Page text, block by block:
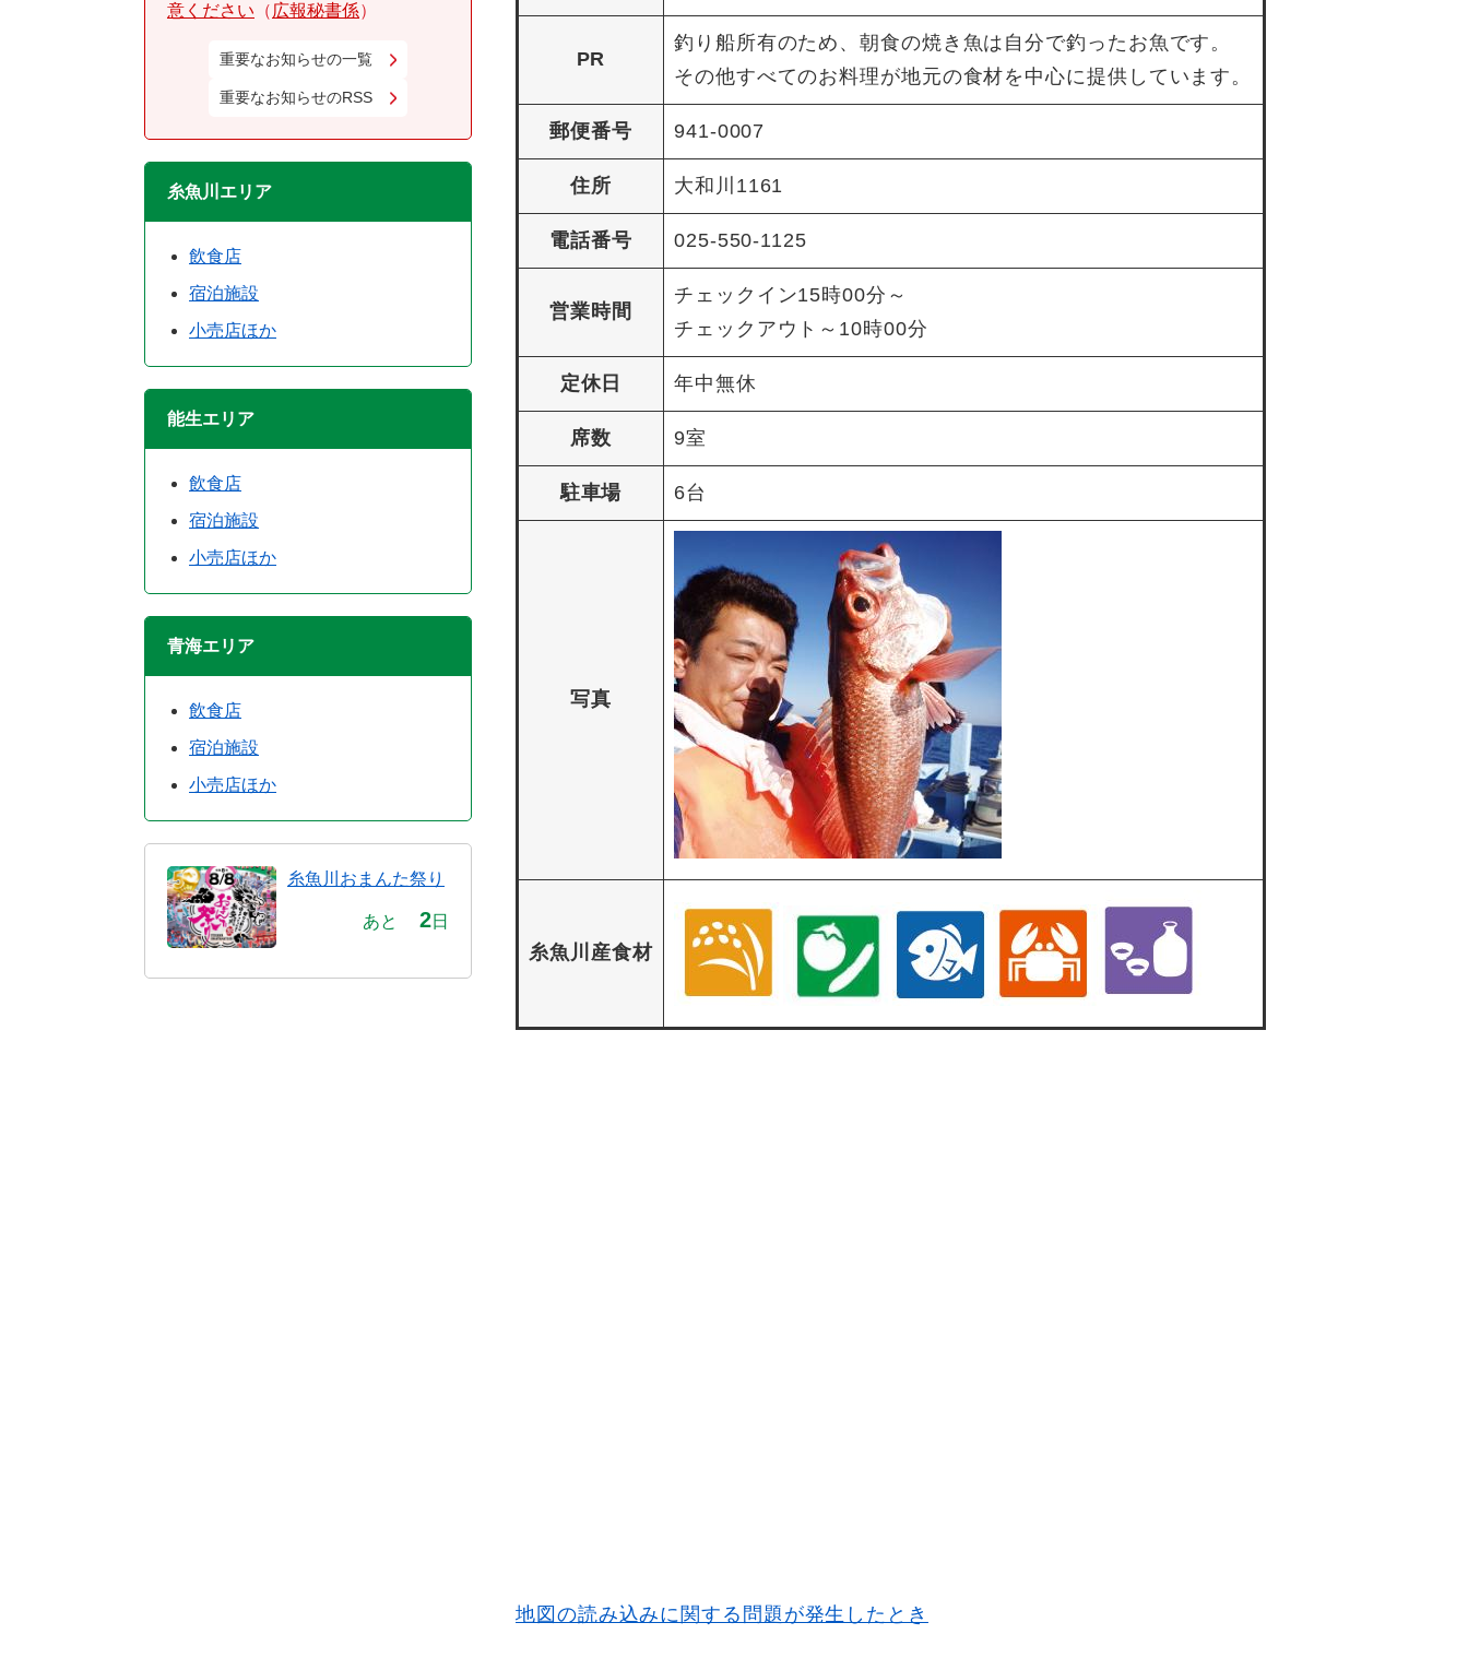
PR
釣り船所有のため、朝食の焼き魚は自分で釣ったお魚です。
その他すべてのお料理が地元の食材を中心に提供しています。
郵便番号 941-0007
住所 大和川1161
電話番号 025-550-1125
営業時間
チェックイン15時00分～
チェックアウト～10時00分
定休日 年中無休
席数 9室
駐車場 6台
写真
糸魚川産食材
地図の読み込みに関する問題が発生したとき
意ください
広報秘書係
重要なお知らせの一覧
重要なお知らせのRSS
糸魚川エリア
飲食店
宿泊施設
小売店ほか
能生エリア
飲食店
宿泊施設
小売店ほか
青海エリア
飲食店
宿泊施設
小売店ほか
糸魚川おまんた祭り
あと 2日